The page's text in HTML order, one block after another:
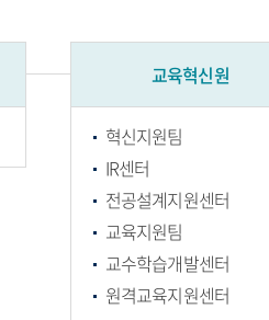
교육혁신원
혁신지원팀
IR센터
전공설계지원센터
교육지원팀
교수학습개발센터
원격교육지원센터